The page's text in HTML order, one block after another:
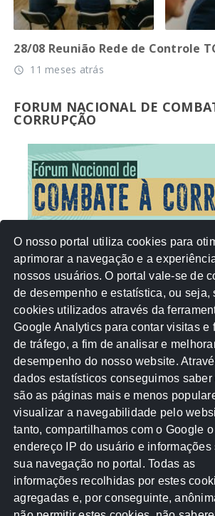
28/08 Reunião Rede de Controle
access_time 11 meses atrás
FORUM NACIONAL DE
CORRUPÇÃO
NUVEM DE TAGS
Acontece na Rede AGU AMM
Atricon Audicom CAU-MT
CREA-MT Eventos MPC-MT
MPF Notícias PF PGE-
Receita Federal Sem categoria
TCE-MT TCU TRE
REDE NOS ESTADOS
O nosso portal utiliza cookies para
aprimorar a navegação e a
nossos usuários. O portal vale-se de
de desempenho e estatística, ou seja,
cookies utilizados através da
Google Analytics para contar visitas e
de tráfego, a fim de analisar e
desempenho do nosso website.
dados estatísticos conseguimos saber
são as páginas mais e menos
visualizar a navegabilidade pelo
tanto, compartilhamos com o Google o
endereço IP do usuário e informações
sua navegação no portal. Todas as
informações recolhidas por estes
agregadas e, por conseguinte,